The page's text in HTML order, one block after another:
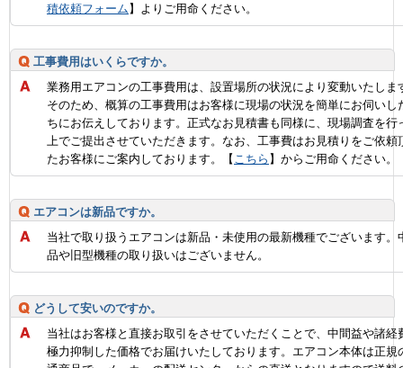
積依頼フォーム】よりご用命ください。
工事費用はいくらですか。
業務用エアコンの工事費用は、設置場所の状況により変動いたしま
そのため、概算の工事費用はお客様に現場の状況を簡単にお伺いし
ちにお伝えしております。正式なお見積書も同様に、現場調査を行
上でご提出させていただきます。なお、工事費はお見積りをご依頼
たお客様にご案内しております。【 こちら 】からご用命ください。
エアコンは新品ですか。
当社で取り扱うエアコンは新品・未使用の最新機種でございます。
品や旧型機種の取り扱いはございません。
どうして安いのですか。
当社はお客様と直接お取引をさせていただくことで、中間益や諸経
極力抑制した価格でお届けいたしております。エアコン本体は正規